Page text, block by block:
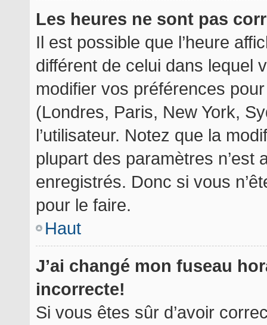
Les heures ne sont pas
Il est possible que l’heure
différent de celui dans lequel
modifier vos préférences
(Londres, Paris, New York,
l’utilisateur. Notez que la
plupart des paramètres n’est
enregistrés. Donc si vous
pour le faire.
Haut
J’ai changé mon fuseau
incorrecte!
Si vous êtes sûr d’avoir